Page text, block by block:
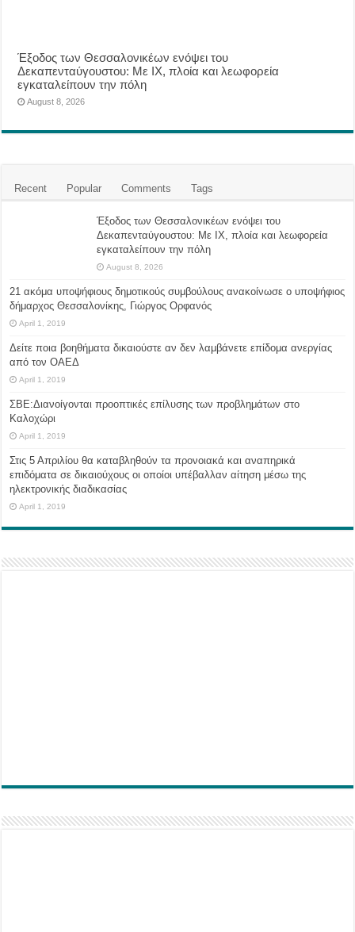
Έξοδος των Θεσσαλονικέων ενόψει του
Δεκαπενταύγουστου: Με ΙΧ, πλοία και λεωφορεία
εγκαταλείπουν την πόλη
August 8, 2026
Recent Popular Comments Tags
Έξοδος των Θεσσαλονικέων ενόψει του
Δεκαπενταύγουστου: Με ΙΧ, πλοία και λεωφορεία
εγκαταλείπουν την πόλη
August 8, 2026
21 ακόμα υποψήφιους δημοτικούς συμβούλους ανακοίνωσε ο υποψήφιος
δήμαρχος Θεσσαλονίκης, Γιώργος Ορφανός
April 1, 2019
Δείτε ποια βοηθήματα δικαιούστε αν δεν λαμβάνετε επίδομα ανεργίας
από τον ΟΑΕΔ
April 1, 2019
ΣΒΕ:Διανοίγονται προοπτικές επίλυσης των προβλημάτων στο
Καλοχώρι
April 1, 2019
Στις 5 Απριλίου θα καταβληθούν τα προνοιακά και αναπηρικά
επιδόματα σε δικαιούχους οι οποίοι υπέβαλλαν αίτηση μέσω της
ηλεκτρονικής διαδικασίας
April 1, 2019